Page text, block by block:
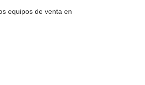
equipos de venta en